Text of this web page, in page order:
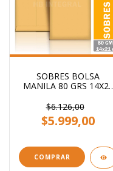
SOBRES BOLSA
MANILA 80 GRS 14X21
$6.126,00
$5.999,00
COMPRAR